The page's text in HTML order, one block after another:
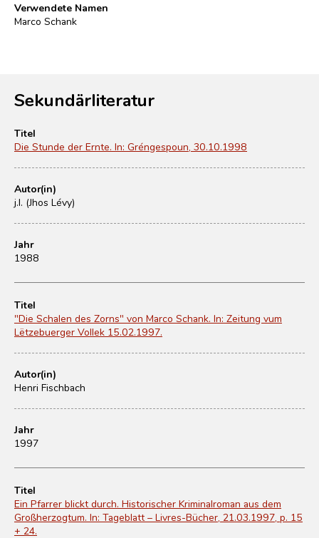
Verwendete Namen
Marco Schank
Sekundärliteratur
Titel
Die Stunde der Ernte. In: Gréngespoun, 30.10.1998
Autor(in)
j.l. (Jhos Lévy)
Jahr
1988
Titel
"Die Schalen des Zorns" von Marco Schank. In: Zeitung vum
Lëtzebuerger Vollek 15.02.1997.
Autor(in)
Henri Fischbach
Jahr
1997
Titel
Ein Pfarrer blickt durch. Historischer Kriminalroman aus dem
Großherzogtum. In: Tageblatt – Livres-Bücher, 21.03.1997, p. 15
+ 24.